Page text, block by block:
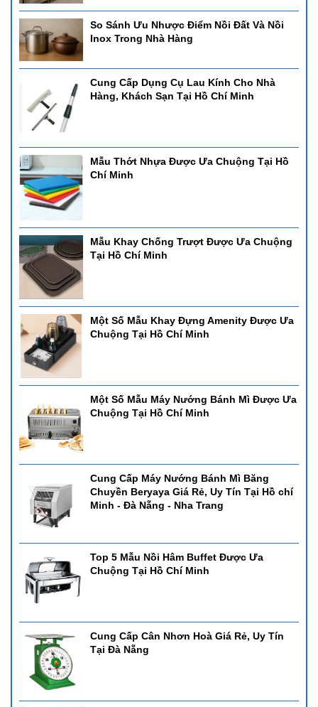
So Sánh Ưu Nhược Điểm Nồi Đất Và Nồi
Inox Trong Nhà Hàng
Cung Cấp Dụng Cụ Lau Kính Cho Nhà
Hàng, Khách Sạn Tại Hồ Chí Minh
Mẫu Thớt Nhựa Được Ưa Chuộng Tại Hồ
Chí Minh
Mẫu Khay Chống Trượt Được Ưa Chuộng
Tại Hồ Chí Minh
Một Số Mẫu Khay Đựng Amenity Được Ưa
Chuộng Tại Hồ Chí Minh
Một Số Mẫu Máy Nướng Bánh Mì Được Ưa
Chuộng Tại Hồ Chí Minh
Cung Cấp Máy Nướng Bánh Mì Băng
Chuyền Beryaya Giá Rẻ, Uy Tín Tại Hồ chí
Minh - Đà Nẵng - Nha Trang
Top 5 Mẫu Nồi Hâm Buffet Được Ưa
Chuộng Tại Hồ Chí Minh
Cung Cấp Cân Nhơn Hoà Giá Rẻ, Uy Tín
Tại Đà Nẵng